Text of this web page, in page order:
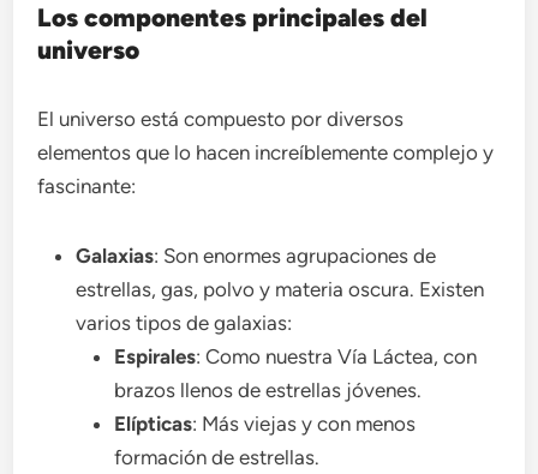
Los componentes principales del
universo
El universo está compuesto por diversos
elementos que lo hacen increíblemente complejo y
fascinante:
Galaxias: Son enormes agrupaciones de
estrellas, gas, polvo y materia oscura. Existen
varios tipos de galaxias:
Espirales: Como nuestra Vía Láctea, con
brazos llenos de estrellas jóvenes.
Elípticas: Más viejas y con menos
formación de estrellas.